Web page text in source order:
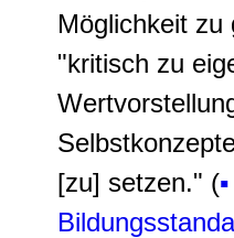
Möglichkeit zu
"kritisch zu
[zu] setzen." (▪